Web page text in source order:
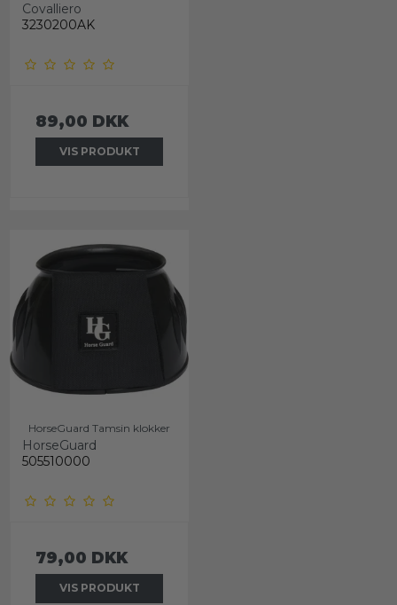
Covalliero
3230200AK
89,00 DKK
VIS PRODUKT
HorseGuard Tamsin klokker
HorseGuard
505510000
79,00 DKK
VIS PRODUKT